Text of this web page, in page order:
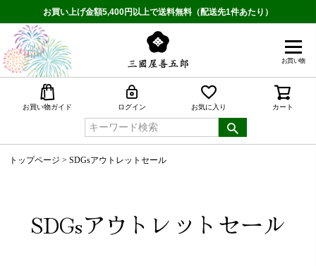
お買い上げ金額5,400円以上で送料無料（配送先1件あたり）
お買い物
お買い物ガイド ログイン お気に入り カート
トップページ SDGsアウトレットセール
SDGsアウトレットセール